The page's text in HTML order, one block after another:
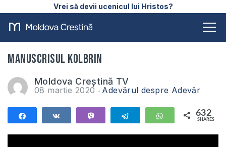
Vrei să devii ucenicul lui Hristos?
Manuscrisul Kolbrin
Moldova Creștină TV
08 martie 2020 Adevărul despre Adevăr
Telegram WhatsApp
632
SHARES